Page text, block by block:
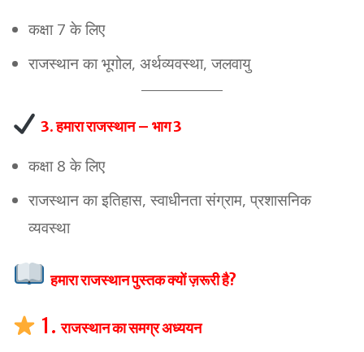
कक्षा 7 के लिए
राजस्थान का भूगोल, अर्थव्यवस्था, जलवायु
3. हमारा राजस्थान – भाग 3
कक्षा 8 के लिए
राजस्थान का इतिहास, स्वाधीनता संग्राम, प्रशासनिक
व्यवस्था
हमारा राजस्थान पुस्तक क्यों ज़रूरी है?
1.राजस्थान का समग्र अध्ययन